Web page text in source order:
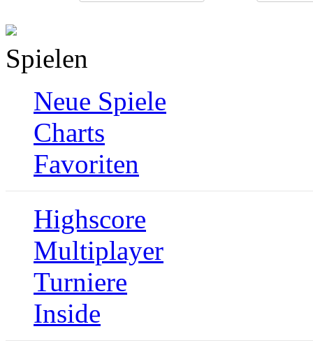
Spielen
Neue Spiele
Charts
Favoriten
Highscore
Multiplayer
Turniere
Inside